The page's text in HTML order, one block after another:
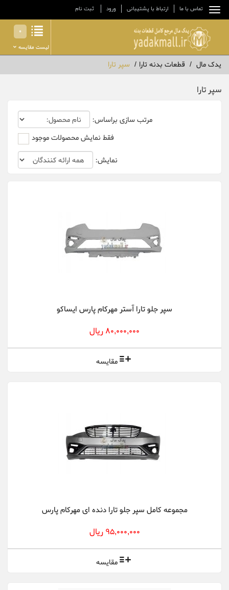
تماس با ما ارتباط با پشتیبانی ورود ثبت نام
0
لیست مقایسه
یدک مال قطعات بدنه تارا سپر تارا
سپر تارا
مرتب سازی براساس:
فقط نمایش محصولات موجود
نمایش:
سپر جلو تارا آستر مهرکام پارس ایساکو
80,000,000 ریال
مقایسه
مجموعه کامل سپر جلو تارا دنده ای مهرکام پارس
95,000,000 ریال
مقایسه